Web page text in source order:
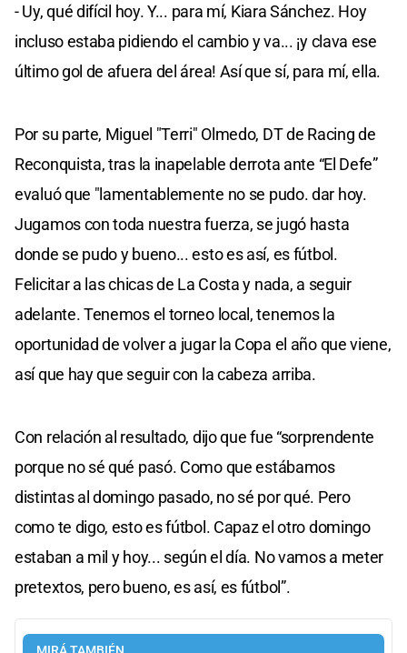
- Uy, qué difícil hoy. Y... para mí, Kiara Sánchez. Hoy
incluso estaba pidiendo el cambio y va... ¡y clava ese
último gol de afuera del área! Así que sí, para mí, ella.
Por su parte, Miguel "Terri" Olmedo, DT de Racing de
Reconquista, tras la inapelable derrota ante “El Defe”
evaluó que "lamentablemente no se pudo. dar hoy.
Jugamos con toda nuestra fuerza, se jugó hasta
donde se pudo y bueno... esto es así, es fútbol.
Felicitar a las chicas de La Costa y nada, a seguir
adelante. Tenemos el torneo local, tenemos la
oportunidad de volver a jugar la Copa el año que viene,
así que hay que seguir con la cabeza arriba.
Con relación al resultado, dijo que fue “sorprendente
porque no sé qué pasó. Como que estábamos
distintas al domingo pasado, no sé por qué. Pero
como te digo, esto es fútbol. Capaz el otro domingo
estaban a mil y hoy... según el día. No vamos a meter
pretextos, pero bueno, es así, es fútbol”.